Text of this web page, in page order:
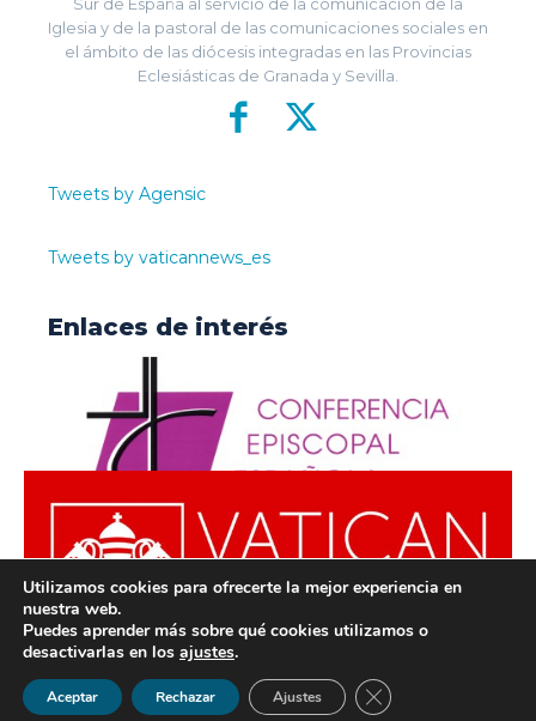
Sur de España al servicio de la comunicación de la
Iglesia y de la pastoral de las comunicaciones sociales en
el ámbito de las diócesis integradas en las Provincias
Eclesiásticas de Granada y Sevilla.
Tweets by Agensic
Tweets by vaticannews_es
Enlaces de interés
© ODISUR | Todos los derechos reservados |Política de
Privacidad
Aviso Legal
Utilizamos cookies para ofrecerte la mejor experiencia en
nuestra web.
Puedes aprender más sobre qué cookies utilizamos o
desactivarlas en los ajustes.
Aceptar Rechazar Ajustes Cerrar el banner de